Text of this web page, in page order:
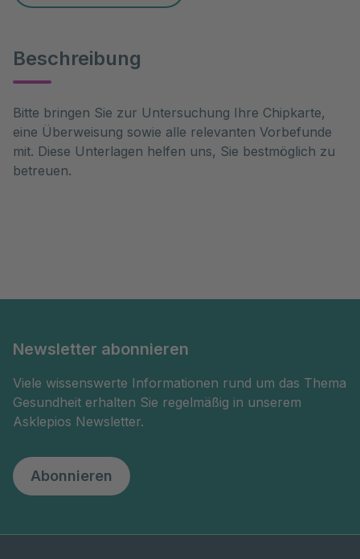
Beschreibung
Bitte bringen Sie zur Untersuchung Ihre Chipkarte,
eine Überweisung sowie alle relevanten Vorbefunde
mit. Diese Unterlagen helfen uns, Sie bestmöglich zu
betreuen.
Newsletter abonnieren
Viele wissenswerte Informationen rund um das Thema
Gesundheit erhalten Sie regelmäßig in unserem
Asklepios Newsletter.
Abonnieren